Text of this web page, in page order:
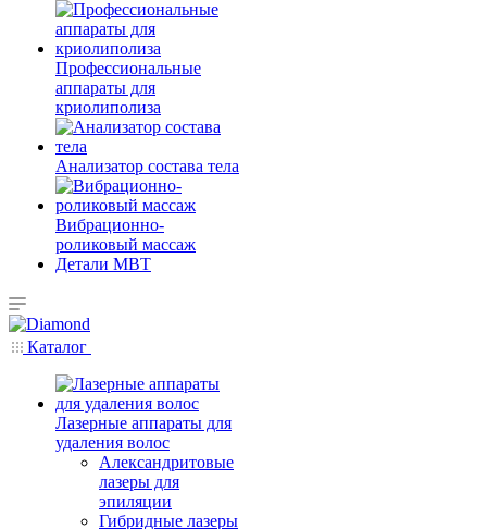
Профессиональные
аппараты для
криолиполиза
Анализатор состава тела
Вибрационно-
роликовый массаж
Детали MBT
Каталог
Лазерные аппараты для
удаления волос
Александритовые
лазеры для
эпиляции
Гибридные лазеры